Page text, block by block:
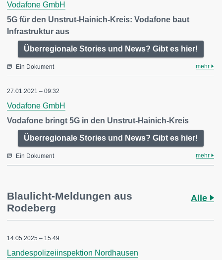
Vodafone GmbH
5G für den Unstrut-Hainich-Kreis: Vodafone baut
Infrastruktur aus
Überregionale Stories und News? Gibt es hier!
Ein Dokument mehr
27.01.2021 – 09:32
Vodafone GmbH
Vodafone bringt 5G in den Unstrut-Hainich-Kreis
Überregionale Stories und News? Gibt es hier!
Ein Dokument mehr
Blaulicht-Meldungen aus
Rodeberg
Alle
14.05.2025 – 15:49
Landespolizeiinspektion Nordhausen